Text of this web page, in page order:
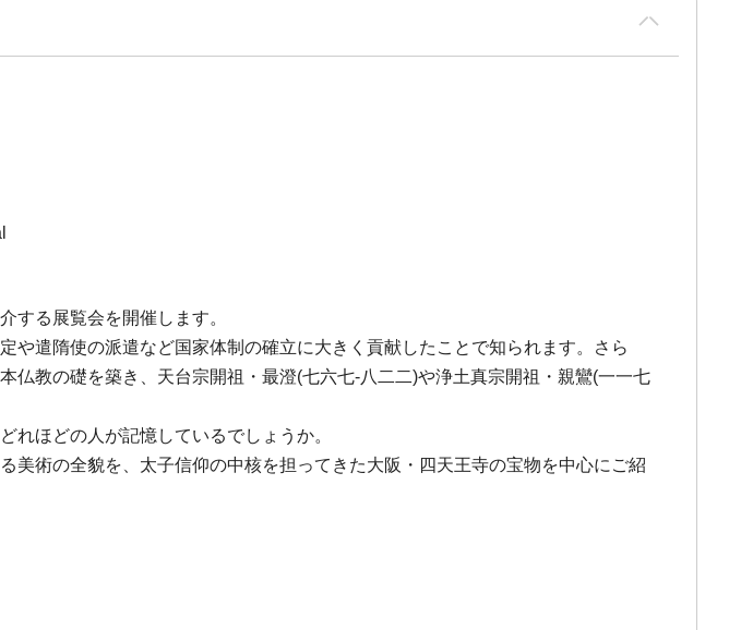
する展覧会を開催します。
遣隋使の派遣など国家体制の確立に大きく貢献したことで知られます。さら
教の礎を築き、天台宗開祖・最澄(七六七-八二二)や浄土真宗開祖・親鸞(一一七
れほどの人が記憶しているでしょうか。
術の全貌を、太子信仰の中核を担ってきた大阪・四天王寺の宝物を中心にご紹